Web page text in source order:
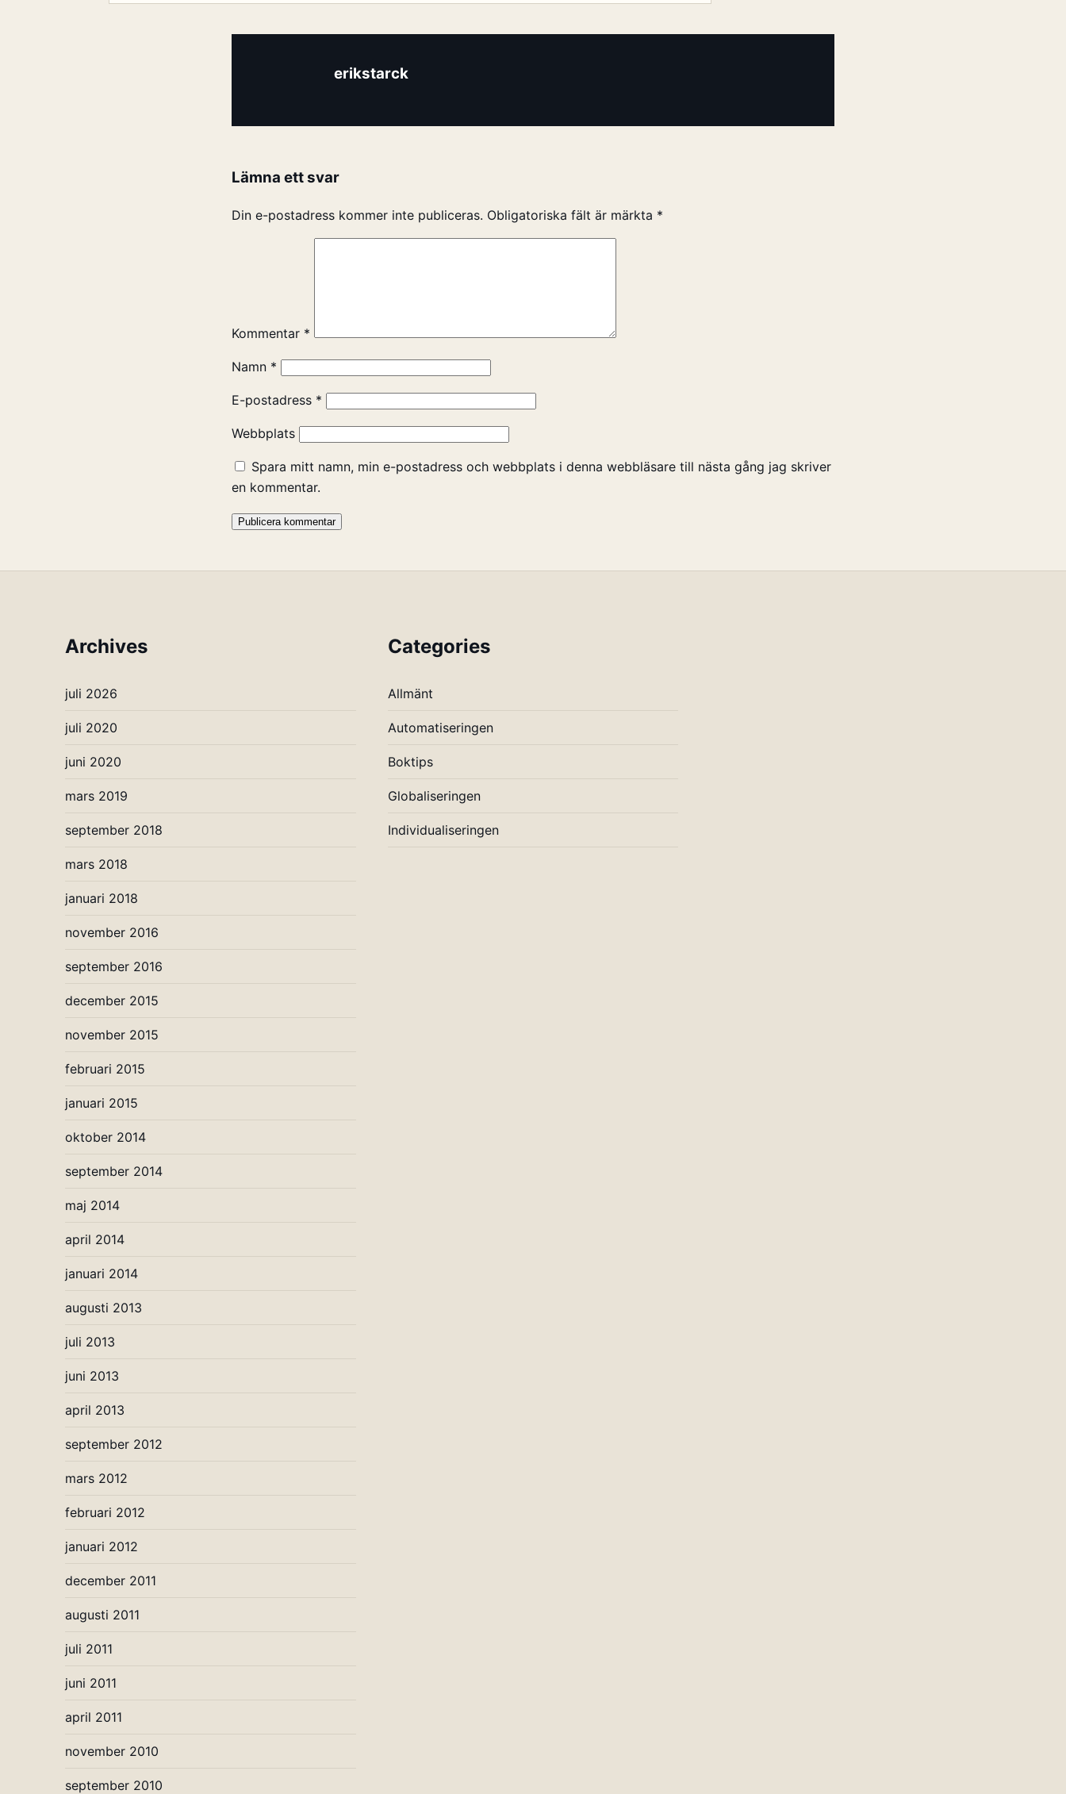
erikstarck
Lämna ett svar
Din e-postadress kommer inte publiceras. Obligatoriska fält är märkta *
Kommentar *
Namn *
E-postadress *
Webbplats
Spara mitt namn, min e-postadress och webbplats i denna webbläsare till nästa gång jag skriver
en kommentar.
Archives
juli 2026
juli 2020
juni 2020
mars 2019
september 2018
mars 2018
januari 2018
november 2016
september 2016
december 2015
november 2015
februari 2015
januari 2015
oktober 2014
september 2014
maj 2014
april 2014
januari 2014
augusti 2013
juli 2013
juni 2013
april 2013
september 2012
mars 2012
februari 2012
januari 2012
december 2011
augusti 2011
juli 2011
juni 2011
april 2011
november 2010
september 2010
Categories
Allmänt
Automatiseringen
Boktips
Globaliseringen
Individualiseringen